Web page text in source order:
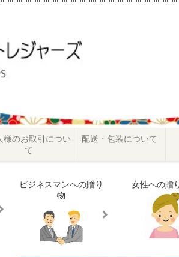
様のお取引につい
て
配送・包装について
ビジネスマンへの贈り
物
女性への贈